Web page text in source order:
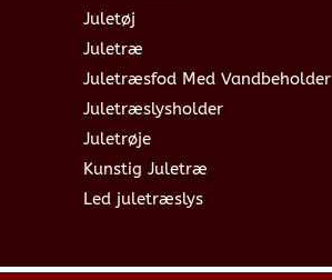
Juletøj
Juletræ
Juletræsfod Med Vandbeholder
Juletræslysholder
Juletrøje
Kunstig Juletræ
Led juletræslys